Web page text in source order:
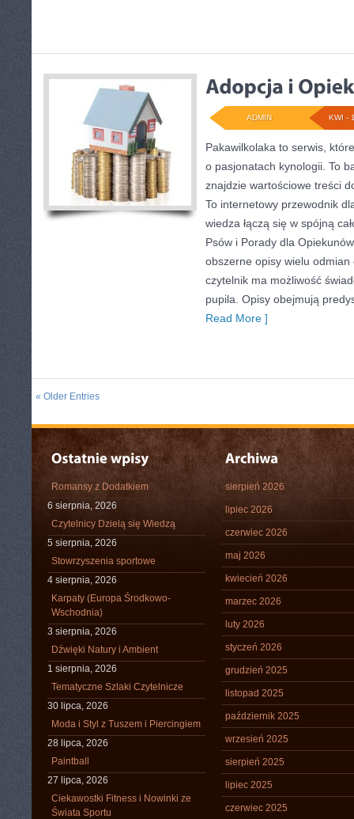
KWI -
ADMIN
Pakawilkolaka to serwis,
o pasjonatach kynologii. To
znajdzie wartościowe treści
To internetowy przewodnik
wiedza łączą się w spójną
Psów i Porady dla
obszerne opisy wielu
czytelnik ma możliwość
pupila. Opisy obejmują
Read More ]
« Older Entries
Romansy z Dodatkiem
6 sierpnia, 2026
Czytelnicy Dzielą się Wiedzą
5 sierpnia, 2026
Stowrzyszenia sportowe
4 sierpnia, 2026
Karpaty (Europa Środkowo-
Wschodnia)
3 sierpnia, 2026
Dźwięki Natury i Ambient
1 sierpnia, 2026
Tematyczne Szlaki Czytelnicze
30 lipca, 2026
Moda i Styl z Tuszem i Piercingiem
28 lipca, 2026
Paintball
27 lipca, 2026
Ciekawostki Fitness i Nowinki ze
Świata Sportu
sierpień 2026
lipiec 2026
czerwiec 2026
maj 2026
kwiecień 2026
marzec 2026
luty 2026
styczeń 2026
grudzień 2025
listopad 2025
październik 2025
wrzesień 2025
sierpień 2025
lipiec 2025
czerwiec 2025